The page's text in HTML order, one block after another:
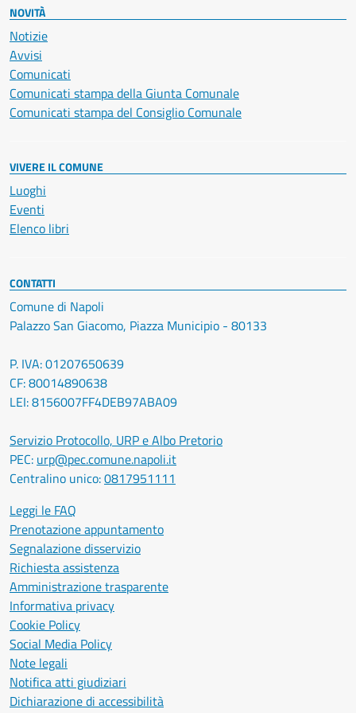
NOVITÀ
Notizie
Avvisi
Comunicati
Comunicati stampa della Giunta Comunale
Comunicati stampa del Consiglio Comunale
VIVERE IL COMUNE
Luoghi
Eventi
Elenco libri
CONTATTI
Comune di Napoli
Palazzo San Giacomo, Piazza Municipio - 80133
P. IVA: 01207650639
CF: 80014890638
LEI: 8156007FF4DEB97ABA09
Servizio Protocollo, URP e Albo Pretorio
PEC: urp@pec.comune.napoli.it
Centralino unico:0817951111
Leggi le FAQ
Prenotazione appuntamento
Segnalazione disservizio
Richiesta assistenza
Amministrazione trasparente
Informativa privacy
Cookie Policy
Social Media Policy
Note legali
Notifica atti giudiziari
Dichiarazione di accessibilità